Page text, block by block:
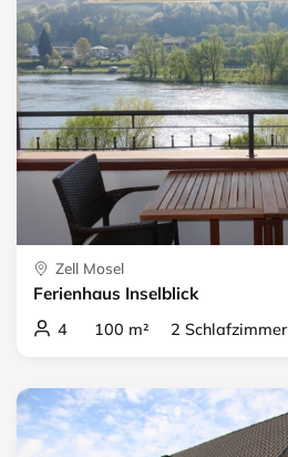
Zell Mosel
Ferienhaus Inselblick
4 100 m² 2 Schlafzimmer